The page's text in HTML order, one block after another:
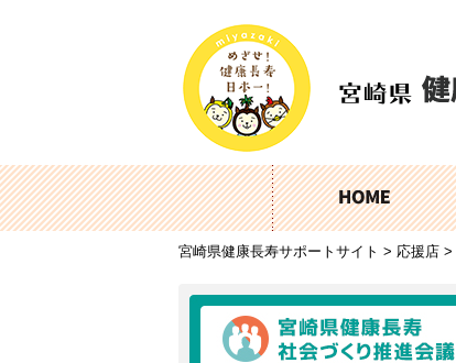
宮崎県健康長寿サポートサイト > 応援店 >